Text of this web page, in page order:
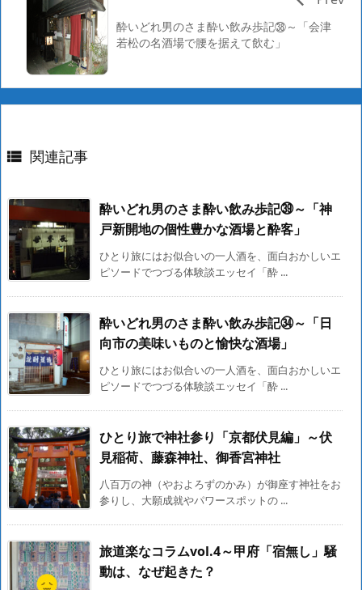
酔いどれ男のさま酔い飲み歩記㊳～「会津
若松の名酒場で腰を据えて飲む」
 関連記事
酔いどれ男のさま酔い飲み歩記㊴～「神
戸新開地の個性豊かな酒場と酔客」
ひとり旅にはお似合いの一人酒を、面白おかしいエ
ピソードでつづる体験談エッセイ「酔 ...
酔いどれ男のさま酔い飲み歩記㉞～「日
向市の美味いものと愉快な酒場」
ひとり旅にはお似合いの一人酒を、面白おかしいエ
ピソードでつづる体験談エッセイ「酔 ...
ひとり旅で神社参り「京都伏見編」～伏
見稲荷、藤森神社、御香宮神社
八百万の神（やおよろずのかみ）が御座す神社をお
参りし、大願成就やパワースポットの ...
旅道楽なコラムvol.4～甲府「宿無し」騒
動は、なぜ起きた？